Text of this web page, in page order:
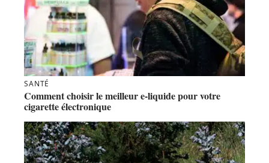
SANTÉ
Comment choisir le meilleur e-liquide pour votre
cigarette électronique